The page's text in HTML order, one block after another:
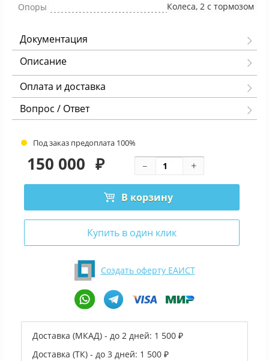
Опоры
Колеса, 2 с тормозом
Документация
Описание
Оплата и доставка
Вопрос / Ответ
Под заказ предоплата 100%
150 000 ₽
В корзину
Купить в один клик
Создать оферту ЕАИСТ
Доставка (МКАД) - до 2 дней: 1 500 ₽
Доставка (ТК) - до 3 дней: 1 500 ₽